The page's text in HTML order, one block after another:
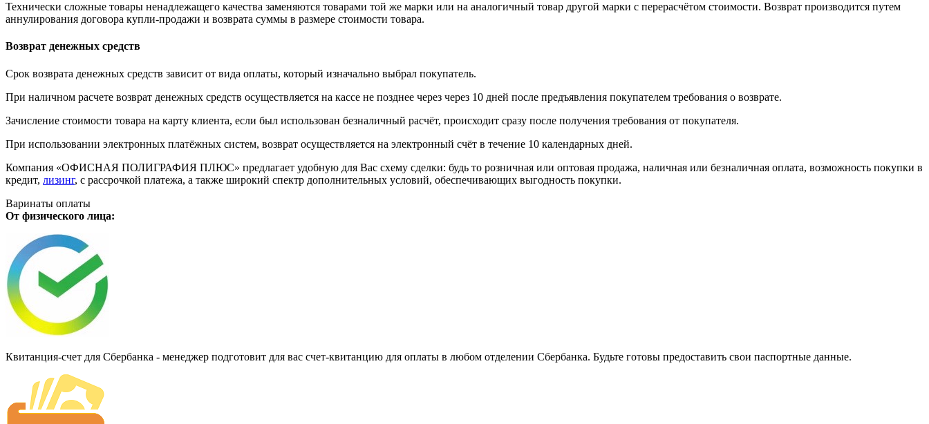
Технически сложные товары ненадлежащего качества заменяются товарами той же марки или на аналогичный товар другой марки с перерасчётом стоимости. Возврат производится путем
аннулирования договора купли-продажи и возврата суммы в размере стоимости товара.
Возврат денежных средств
Срок возврата денежных средств зависит от вида оплаты, который изначально выбрал покупатель.
При наличном расчете возврат денежных средств осуществляется на кассе не позднее через через 10 дней после предъявления покупателем требования о возврате.
Зачисление стоимости товара на карту клиента, если был использован безналичный расчёт, происходит сразу после получения требования от покупателя.
При использовании электронных платёжных систем, возврат осуществляется на электронный счёт в течение 10 календарных дней.
Компания «ОФИСНАЯ ПОЛИГРАФИЯ ПЛЮС» предлагает удобную для Вас схему сделки: будь то розничная или оптовая продажа, наличная или безналичная оплата, возможность покупки в
кредит, лизинг, с рассрочкой платежа, а также широкий спектр дополнительных условий, обеспечивающих выгодность покупки.
Варинаты оплаты
От физического лица:
Квитанция-счет для Сбербанка - менеджер подготовит для вас счет-квитанцию для оплаты в любом отделении Сбербанка. Будьте готовы предоставить свои паспортные данные.